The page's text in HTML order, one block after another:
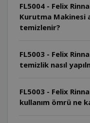
FL5004 - Felix
Kurutma Makinesi
temizlenir?
FL5003 - Felix
temizlik nasıl
FL5003 - Felix
kullanım ömrü ne